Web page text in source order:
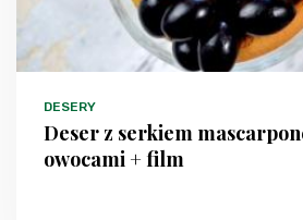
DESERY
Deser z serkiem
owocami + film